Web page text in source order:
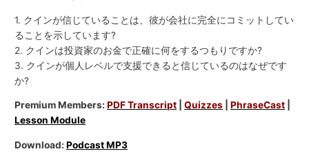
1. クインが信じていることは、彼が会社に完全にコミットしてい
ることを示しています?
2. クインは投資家のお金で正確に何をするつもりですか?
3. クインが個人レベルで支援できると信じているのはなぜです
か?
Premium Members:PDF Transcript |Quizzes |PhraseCast
Lesson Module
Download:Podcast MP3